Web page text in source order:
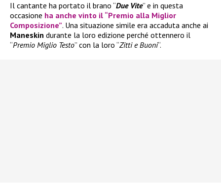
Il cantante ha portato il brano “Due Vite” e in questa
occasione ha anche vinto il “Premio alla Miglior
Composizione”. Una situazione simile era accaduta anche ai
Maneskin durante la loro edizione perché ottennero il
“Premio Miglio Testo” con la loro “Zitti e Buoni“.